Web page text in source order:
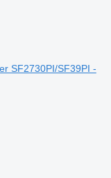
SF2730PI/SF39PI -